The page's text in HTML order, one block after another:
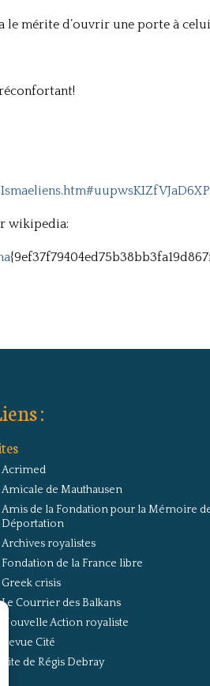
le mérite d’ouvrir une porte à
wikipedia:
:
Acrimed
Amicale de Mauthausen
Amis de la Fondation pour la Mémoire
Déportation
Archives royalistes
Fondation de la France libre
Greek crisis
Le Courrier des Balkans
Nouvelle Action royaliste
Revue Cité
Site de Régis Debray